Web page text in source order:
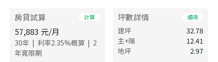
房貸試算 計算
57,883 元/月
30年 | 利率2.35%概算 | 2
年寬限期
坪數詳情 細項
建坪
32.78
主+陽
12.41
地坪
2.97